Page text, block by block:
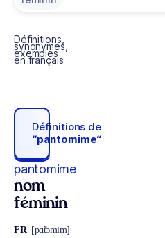
Définitions,
synonymes,
exemples
en français
Définitions de
“pantomime“
pantomime
nom
féminin
FR [pɑ̃tɔmim]